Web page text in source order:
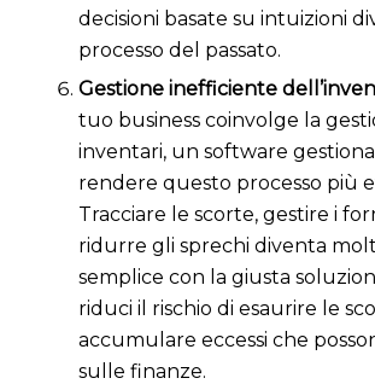
decisioni basate su intuizioni
processo del passato.
Gestione inefficiente
tuo business coinvolge la
inventari, un software
rendere questo processo più
Tracciare le scorte, gestire i
ridurre gli sprechi diventa
semplice con la giusta
riduci il rischio di esaurire le
accumulare eccessi che
sulle finanze.